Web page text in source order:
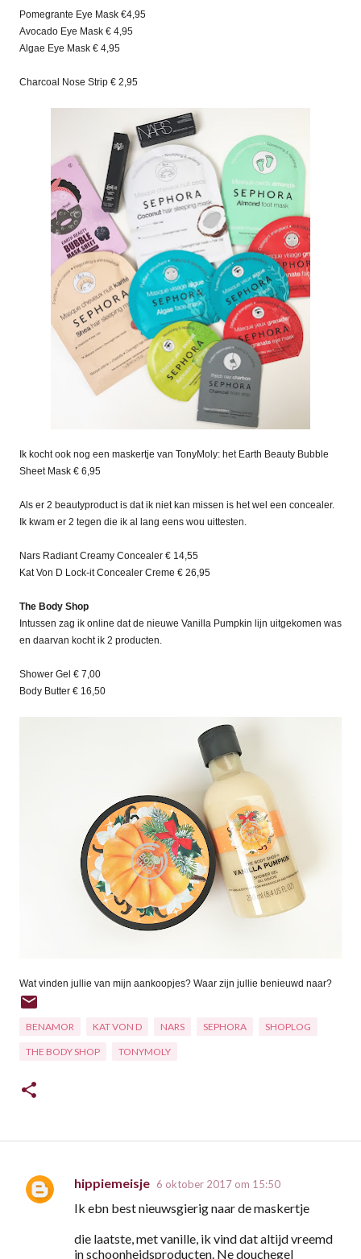
Pomegrante Eye Mask €4,95
Avocado Eye Mask € 4,95
Algae Eye Mask € 4,95
Charcoal Nose Strip € 2,95
Ik kocht ook nog een maskertje van TonyMoly: het Earth Beauty Bubble
Sheet Mask € 6,95
Als er 2 beautyproduct is dat ik niet kan missen is het wel een concealer.
Ik kwam er 2 tegen die ik al lang eens wou uittesten.
Nars Radiant Creamy Concealer € 14,55
Kat Von D Lock-it Concealer Creme € 26,95
The Body Shop
Intussen zag ik online dat de nieuwe Vanilla Pumpkin lijn uitgekomen was
en daarvan kocht ik 2 producten.
Shower Gel € 7,00
Body Butter € 16,50
Wat vinden jullie van mijn aankoopjes? Waar zijn jullie benieuwd naar?
BENAMOR KAT VON D NARS SEPHORA SHOPLOG
THE BODY SHOP TONYMOLY
R
hippiemeisje 6 oktober 2017 om 15:50
Ik ebn best nieuwsgierig naar de maskertje
die laatste, met vanille, ik vind dat altijd vreemd
in schoonheidsproducten. Ne douchegel